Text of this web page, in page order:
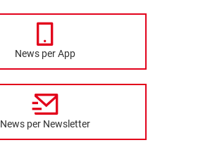
News per App
News per Newsletter